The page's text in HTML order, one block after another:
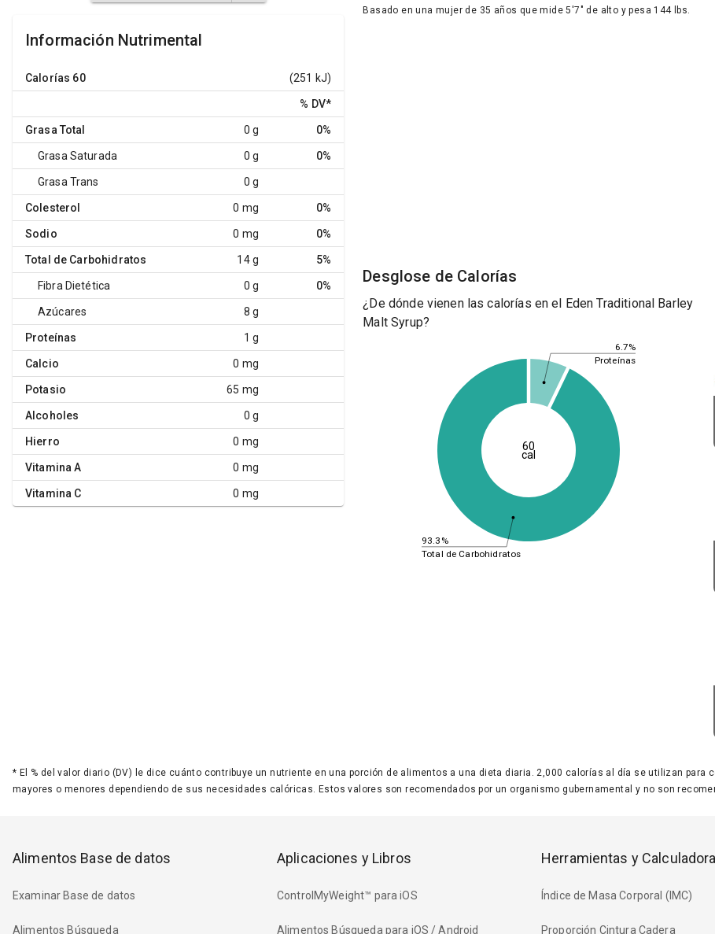
Información Nutrimental
Calorías 60 (251 kJ)
% DV*
Grasa Total 0 g 0%
Grasa Saturada 0 g 0%
Grasa Trans 0 g
Colesterol 0 mg 0%
Sodio 0 mg 0%
Total de Carbohidratos 14 g 5%
Fibra Dietética 0 g 0%
Azúcares 8 g
Proteínas 1 g
Calcio 0 mg
Potasio 65 mg
Alcoholes 0 g
Hierro 0 mg
Vitamina A 0 mg
Vitamina C 0 mg
Basado en una mujer de 35 años que mide 5'7" de alto y pesa 144 lbs.
Desglose de Calorías
¿De dónde vienen las calorías en el Eden Traditional Barley
Malt Syrup?
6.7%
93.3%
Proteínas
Total de Carbohidratos
60
cal
* El % del valor diario (DV) le dice cuánto contribuye un nutriente en una porción de alimentos a una dieta diaria. 2,000 calorías al día se utilizan
mayores o menores dependiendo de sus necesidades calóricas. Estos valores son recomendados por un organismo gubernamental y no son
Alimentos Base de datos
Examinar Base de datos
Alimentos Búsqueda
Aplicaciones y Libros
ControlMyWeight™ para iOS
Alimentos Búsqueda para iOS / Android
Herramientas y
Índice de Masa Corporal (IMC)
Proporción Cintura Cadera